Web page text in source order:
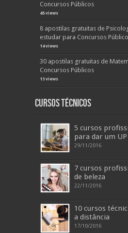
Concursos Públicos
45 views
8 apostilas gratuitas de
estudar para Concursos
14 views
30 apostilas gratuitas de
Concursos Públicos
13 views
Cursos Técnicos
5 cursos
para dar um
29/11/2016
7 cursos
de beleza
22/11/2016
10 cursos
a distância
17/10/2016